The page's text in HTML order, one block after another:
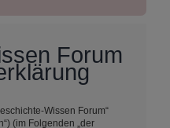
Forum
Wissen Forum“
(im Folgenden „der